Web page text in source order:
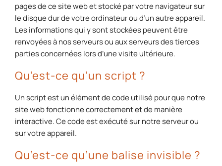
pages de ce site web et stocké par votre navigateur sur
le disque dur de votre ordinateur ou d’un autre appareil.
Les informations qui y sont stockées peuvent être
renvoyées à nos serveurs ou aux serveurs des tierces
parties concernées lors d’une visite ultérieure.
Qu’est-ce qu’un script ?
Un script est un élément de code utilisé pour que notre
site web fonctionne correctement et de manière
interactive. Ce code est exécuté sur notre serveur ou
sur votre appareil.
Qu’est-ce qu’une balise invisible ?